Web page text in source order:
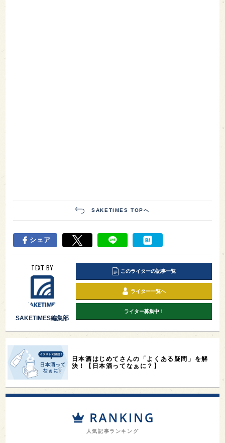
SAKETIMES TOPへ
シェア
TEXT BY
SAKETIMES編集部
このライターの記事一覧
ライター一覧へ
ライター募集中！
日本酒はじめてさんの「よくある疑問」を解
決！【日本酒ってなぁに？】
人気記事ランキング